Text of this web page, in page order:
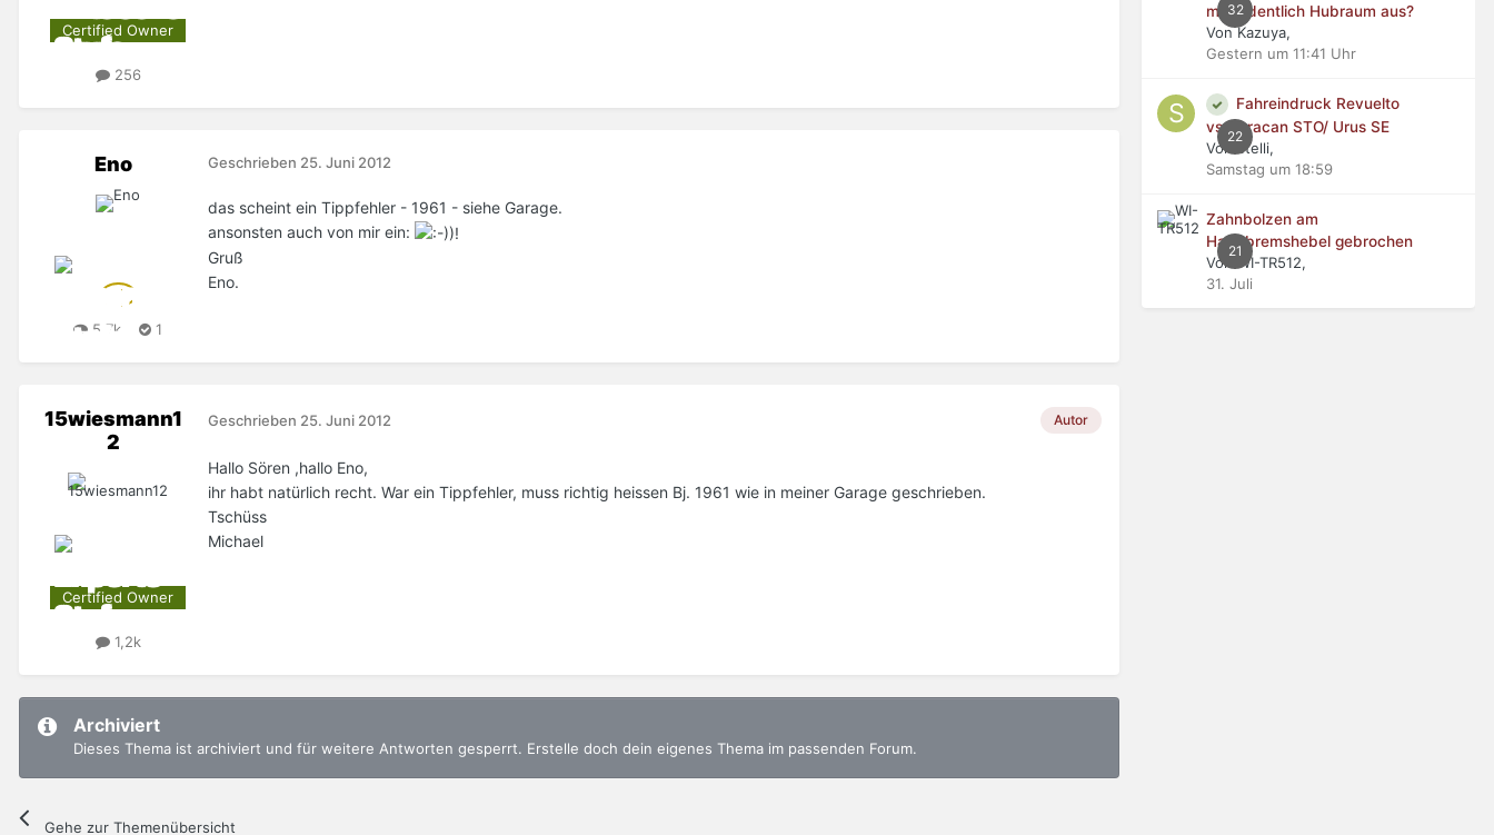
Certified Owner
256
Eno
5,7k 1
Geschrieben 25. Juni 2012
das scheint ein Tippfehler - 1961 - siehe Garage.
ansonsten auch von mir ein:
Gruß
Eno.
15wiesmann1
2
Certified Owner
1,2k
Autor
Geschrieben 25. Juni 2012
Hallo Sören ,hallo Eno,
ihr habt natürlich recht. War ein Tippfehler, muss richtig heissen Bj. 1961 wie in meiner Garage geschrieben.
Tschüss
Michael
Archiviert
Dieses Thema ist archiviert und für weitere Antworten gesperrt. Erstelle doch dein eigenes Thema im passenden Forum.
Gehe zur Themenübersicht
32
mit ordentlich Hubraum aus?
Von Kazuya,
Gestern um 11:41 Uhr
22
Fahreindruck Revuelto
vs Huracan STO/ Urus SE
Von stelli,
Samstag um 18:59
21
Zahnbolzen am
Handbremshebel gebrochen
Von WI-TR512,
31. Juli